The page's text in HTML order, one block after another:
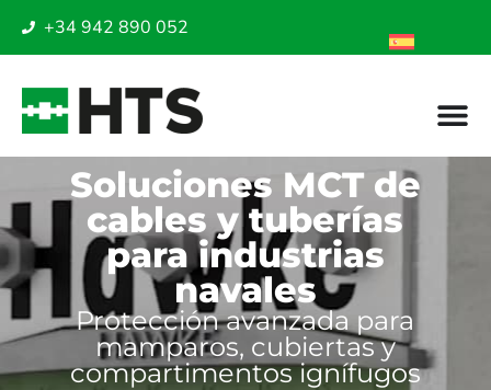
+34 942 890 052
Soluciones MCT de
cables y tuberías
para industrias
navales
Protección avanzada para
mamparos, cubiertas y
compartimentos ignífugos